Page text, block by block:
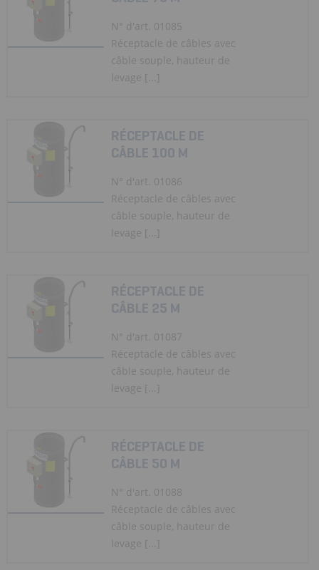
N° d'art. 01085
Réceptacle de câbles avec
câble souple, hauteur de
levage [...]
RÉCEPTACLE DE
CÂBLE 100 M
N° d'art. 01086
Réceptacle de câbles avec
câble souple, hauteur de
levage [...]
RÉCEPTACLE DE
CÂBLE 25 M
N° d'art. 01087
Réceptacle de câbles avec
câble souple, hauteur de
levage [...]
RÉCEPTACLE DE
CÂBLE 50 M
N° d'art. 01088
Réceptacle de câbles avec
câble souple, hauteur de
levage [...]